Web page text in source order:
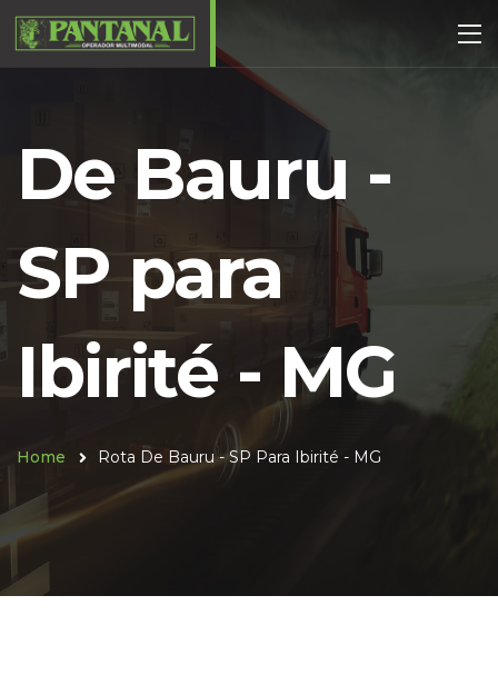
De Bauru -
SP para
Ibirité - MG
Home Rota De Bauru - SP Para Ibirité - MG